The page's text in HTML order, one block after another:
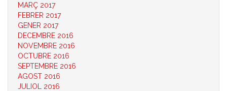
MARÇ 2017
FEBRER 2017
GENER 2017
DECEMBRE 2016
NOVEMBRE 2016
OCTUBRE 2016
SEPTEMBRE 2016
AGOST 2016
JULIOL 2016